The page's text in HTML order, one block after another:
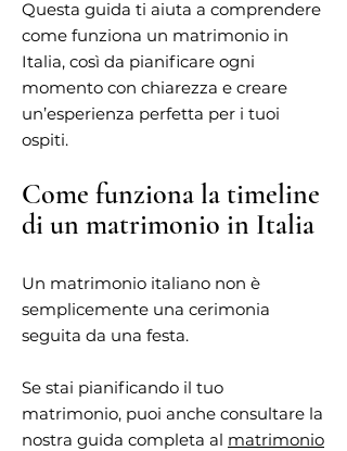
Questa guida ti aiuta a comprendere
come funziona un matrimonio in
Italia, così da pianificare ogni
momento con chiarezza e creare
un’esperienza perfetta per i tuoi
ospiti.
Come funziona la timeline
di un matrimonio in Italia
Un matrimonio italiano non è
semplicemente una cerimonia
seguita da una festa.
Se stai pianificando il tuo
matrimonio, puoi anche consultare la
nostra guida completa al matrimonio